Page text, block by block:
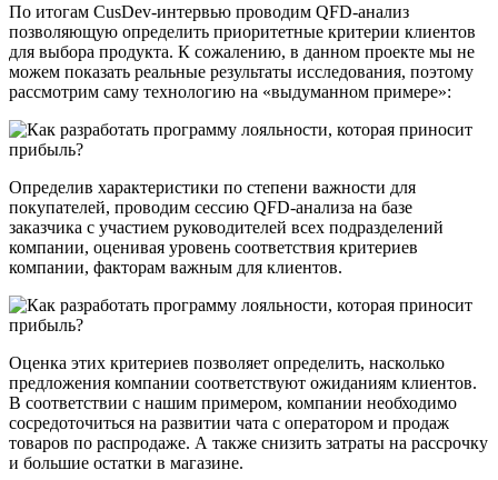
По итогам CusDev-интервью проводим QFD-анализ
позволяющую определить приоритетные критерии клиентов
для выбора продукта. К сожалению, в данном проекте мы не
можем показать реальные результаты исследования, поэтому
рассмотрим саму технологию на «выдуманном примере»:
Определив характеристики по степени важности для
покупателей, проводим сессию QFD-анализа на базе
заказчика с участием руководителей всех подразделений
компании, оценивая уровень соответствия критериев
компании, факторам важным для клиентов.
Оценка этих критериев позволяет определить, насколько
предложения компании соответствуют ожиданиям клиентов.
В соответствии с нашим примером, компании необходимо
сосредоточиться на развитии чата с оператором и продаж
товаров по распродаже. А также снизить затраты на рассрочку
и большие остатки в магазине.